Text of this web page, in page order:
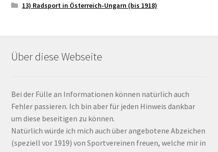
13) Radsport in Österreich-Ungarn (bis 1918)
Über diese Webseite
Bei der Fülle an Informationen können natürlich auch
Fehler passieren. Ich bin aber für jeden Hinweis dankbar
um diese beseitigen zu können.
Natürlich würde ich mich auch über angebotene Abzeichen
(speziell vor 1919) von Sportvereinen freuen, welche mir in